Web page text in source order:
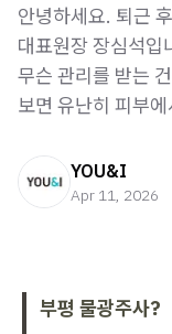
안녕하세요. 퇴근
대표원장 장심석입
무슨 관리를 받는
보면 유난히 피부
YOU&I
Apr 11, 2026
부평 물광주사?